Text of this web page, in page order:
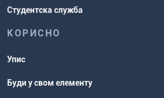
Студентска служба
КОРИСНО
Упис
Буди у свом елементу